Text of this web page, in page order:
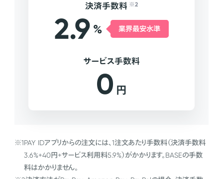
決済手数料 ※2
2.9 % 業界最安水準
サービス手数料
0 円
※1PAY IDアプリからの注文には、1注文あたり手数料（決済手数料
3.6%+40円+サービス利用料5.9%）がかかります。BASEの手数
料はかかりません。